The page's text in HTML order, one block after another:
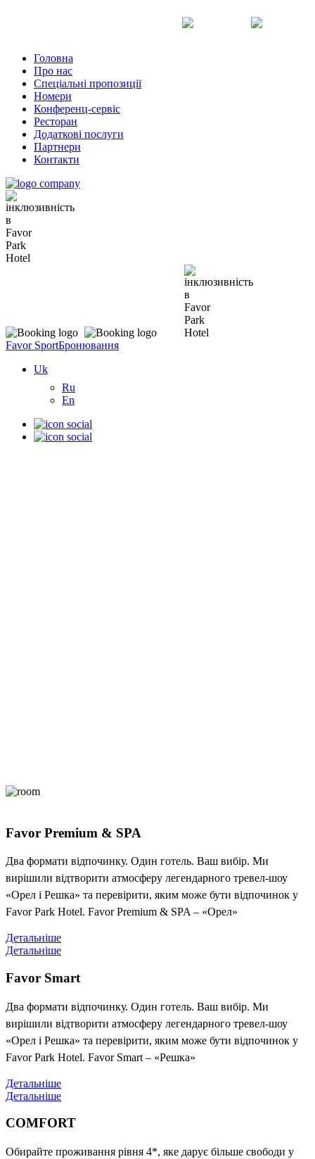
Головна
Про нас
Спеціальні пропозиції
Номери
Конференц-сервіс
Ресторан
Додаткові послуги
Партнери
Контакти
Favor SportБронювання
Uk
Ru
En
Favor Premium & SPA
Два формати відпочинку. Один готель. Ваш вибір. Ми
вирішили відтворити атмосферу легендарного тревел-шоу
«Орел і Решка» та перевірити, яким може бути відпочинок у
Favor Park Hotel. Favor Premium & SPA – «Орел»
Детальніше
Детальніше
Favor Smart
Два формати відпочинку. Один готель. Ваш вибір. Ми
вирішили відтворити атмосферу легендарного тревел-шоу
«Орел і Решка» та перевірити, яким може бути відпочинок у
Favor Park Hotel. Favor Smart – «Решка»
Детальніше
Детальніше
COMFORT
Обирайте проживання рівня 4*, яке дарує більше свободи у